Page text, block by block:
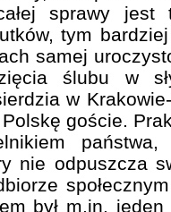
sprawy
tym
samej
ślubu w
w
goście.
nie odpuszcza
był m.in. jeden